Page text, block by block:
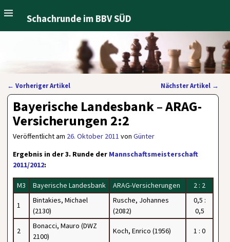
Schachrunde im BBV SÜD
Artikelnavigation
← Vorheriger Artikel Nächster Artikel →
Bayerische Landesbank – ARAG-
Versicherungen 2:2
Veröffentlicht am 26. Oktober 2011 vonGünter
Ergebnis in der 3. Runde der Mannschaftsmeisterschaft
2011/2012:
M3 Bayerische Landesbank ARAG-Versicherungen 2 : 2
1
Bintakies, Michael
(2130)
Rusche, Johannes
(2082)
0,5 :
0,5
2
Bonacci, Mauro (DWZ
2100)
Koch, Enrico (1956) 1 : 0